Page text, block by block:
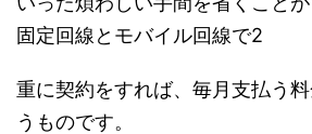
固定回線とモバイル回線で2
重に契約をすれば、毎月支払う
うものです。